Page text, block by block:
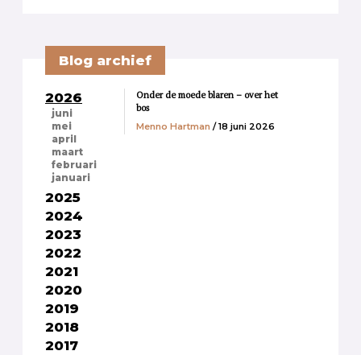
Blog archief
2026
juni
mei
april
maart
februari
januari
2025
2024
2023
2022
2021
2020
2019
2018
2017
Onder de moede blaren – over het
bos
Menno Hartman / 18 juni 2026